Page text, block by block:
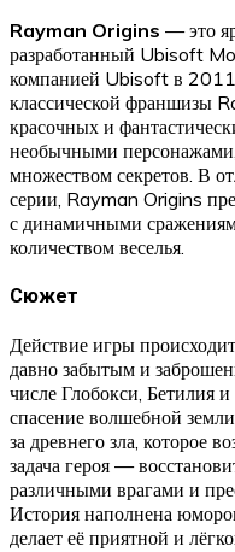
Rayman Origins — это
разработанный Ubisoft
компанией Ubisoft в 2011
классической франшизы
красочных и
необычными
множеством секретов. В
серии, Rayman Origins
с динамичными
количеством веселья.
Сюжет
Действие игры
давно забытым и
числе Глобокси, Бетилия
спасение волшебной
за древнего зла, которое
задача героя —
различными врагами и
История наполнена
делает её приятной и